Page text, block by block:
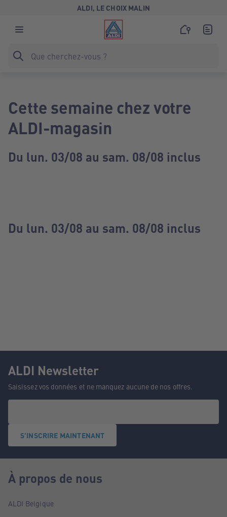
ALDI, LE CHOIX MALIN
Cette semaine chez votre
ALDI-magasin
Du lun. 03/08 au sam. 08/08 inclus
Du lun. 03/08 au sam. 08/08 inclus
ALDI Newsletter
Saisissez vos données et ne manquez aucune de nos offres.
S'INSCRIRE MAINTENANT
À propos de nous
ALDI Belgique